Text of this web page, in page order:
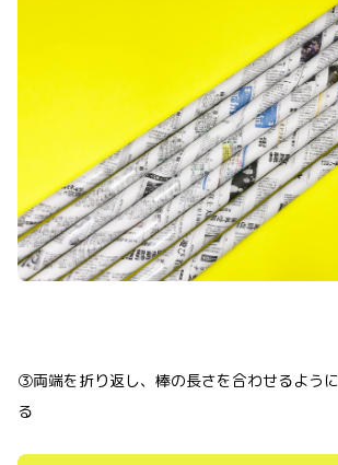
③両端を折り返し、棒の長さを合わせるよう
る